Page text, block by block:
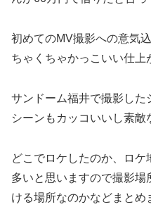
初めてのMV撮影への意気
ちゃくちゃかっこいい仕上
サンドーム福井で撮影し
シーンもカッコいいし素敵
どこでロケしたのか、ロ
多いと思いますので撮影
ける場所なのかなどまとめ